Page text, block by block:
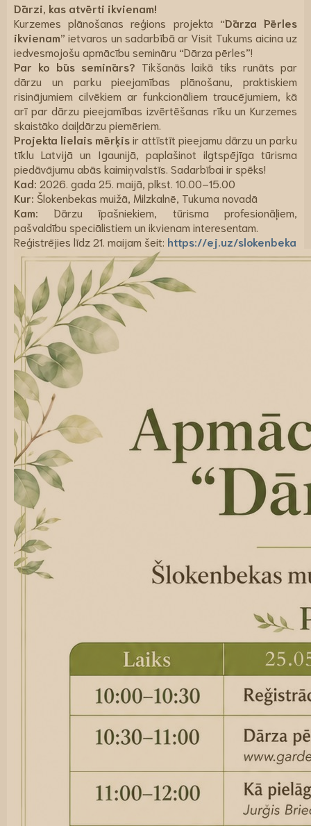
Dārzi, kas atvērti ikvienam!
Kurzemes plānošanas reģions projekta “Dārza Pērles
ikvienam” ietvaros un sadarbībā ar Visit Tukums aicina uz
iedvesmojošu apmācību semināru “Dārza pērles”!
Par ko būs seminārs? Tikšanās laikā tiks runāts par
dārzu un parku pieejamības plānošanu, praktiskiem
risinājumiem cilvēkiem ar funkcionāliem traucējumiem, kā
arī par dārzu pieejamības izvērtēšanas rīku un Kurzemes
skaistāko daiļdārzu piemēriem.
Projekta lielais mērķisir attīstīt pieejamu dārzu un parku
tīklu Latvijā un Igaunijā, paplašinot ilgtspējīga tūrisma
piedāvājumu abās kaimiņvalstīs. Sadarbībai ir spēks!
Kad: 2026. gada 25. maijā, plkst. 10.00–15.00
Kur: Šlokenbekas muižā, Milzkalnē, Tukuma novadā
Kam: Dārzu īpašniekiem, tūrisma profesionāļiem,
pašvaldību speciālistiem un ikvienam interesentam.
Reģistrējies līdz 21. maijam šeit: https://ej.uz/slokenbeka